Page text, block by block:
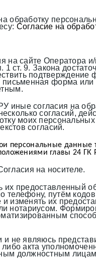
обработку
Согласие на
на сайте Оператора
1 ст. 9. Закона
форма
согласия на
согласий,
моих
согласий.
персональные
главы 24 ГК
на носителе.
предоставленный
путём
изменять их
не являюсь
акта
должностным